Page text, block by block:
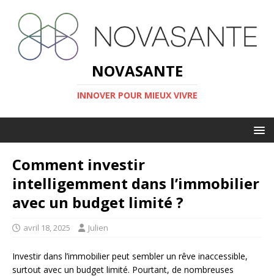
NOVASANTE
INNOVER POUR MIEUX VIVRE
Comment investir
intelligemment dans l’immobilier
avec un budget limité ?
avril 18, 2025 Julien
Investir dans l’immobilier peut sembler un rêve inaccessible,
surtout avec un budget limité. Pourtant, de nombreuses